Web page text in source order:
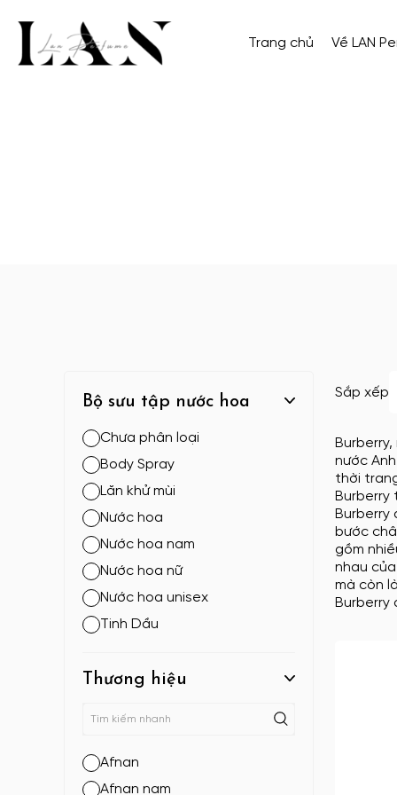
Trang chủ Về LAN
Bộ sưu tập nước hoa
Chưa phân loại
Body Spray
Lăn khử mùi
Nước hoa
Nước hoa nam
Nước hoa nữ
Nước hoa unisex
Tinh Dầu
Thương hiệu
Afnan
Afnan nam
Sắp xếp
nước
thời
Burberry
bước
gồm
nhau
mà còn
Burberry